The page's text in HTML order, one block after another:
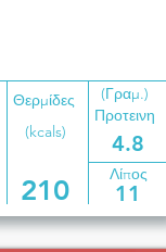
Θερμίδες
(kcals)
Προτεινη
4.8
(Γραμ.)
210 Λίπος
11